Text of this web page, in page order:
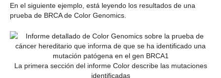
En el siguiente ejemplo, está leyendo los resultados de una
prueba de BRCA de Color Genomics.
La primera sección del informe Color describe las mutaciones
identificadas